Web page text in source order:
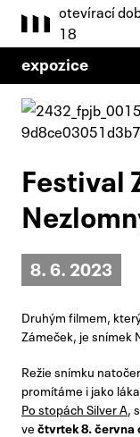
otevírací
18
expozice
Festival
8. 6. 2023
Druhým filmem,
Zámeček, je snímek
Režie snímku
promítáme i jako
Po stopách Silver A ,
ve čtvrtek 8. června